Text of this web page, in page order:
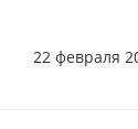
22 февраля